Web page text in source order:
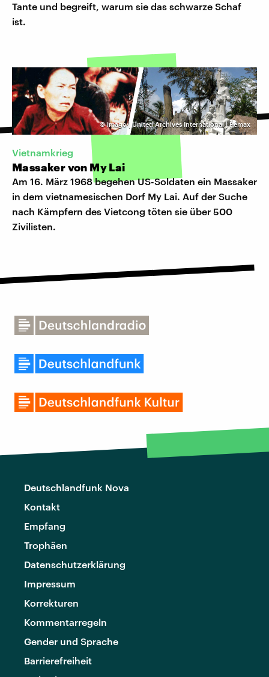
Tante und begreift, warum sie das schwarze Schaf
ist.
©imago | United Archives International | Pemax
Vietnamkrieg
Massaker von My Lai
Am 16. März 1968 begehen US-Soldaten ein Massaker
in dem vietnamesischen Dorf My Lai. Auf der Suche
nach Kämpfern des Vietcong töten sie über 500
Zivilisten.
Deutschlandfunk Nova
Kontakt
Empfang
Trophäen
Datenschutzerklärung
Impressum
Korrekturen
Kommentarregeln
Gender und Sprache
Barrierefreiheit